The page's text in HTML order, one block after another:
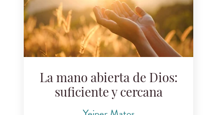
La mano abierta de Dios:
suficiente y cercana